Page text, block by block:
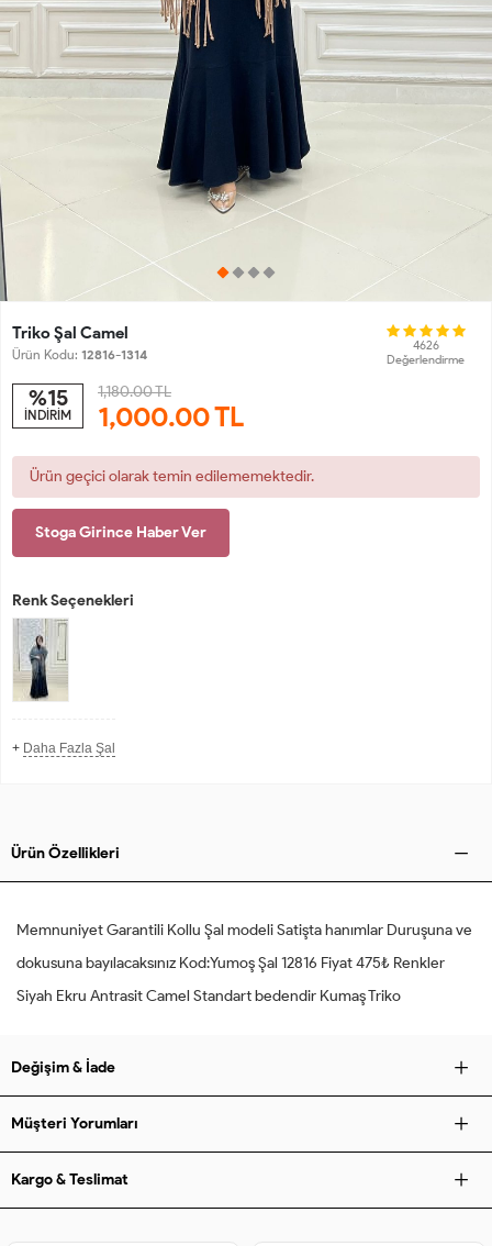
Triko Şal Camel
Ürün Kodu: 12816-1314
4626
Değerlendirme
%15
İNDİRİM
1,180.00 TL
1,000.00TL
Ürün geçici olarak temin edilememektedir.
Stoga Girince Haber Ver
Renk Seçenekleri
+ Daha Fazla Şal
Ürün Özellikleri
Memnuniyet Garantili Kollu Şal modeli Satişta hanımlar Duruşuna ve
dokusuna bayılacaksınız Kod:Yumoş Şal 12816 Fiyat 475₺ Renkler
Siyah Ekru Antrasit Camel Standart bedendir Kumaş Triko
Değişim & İade
Müşteri Yorumları
Kargo & Teslimat